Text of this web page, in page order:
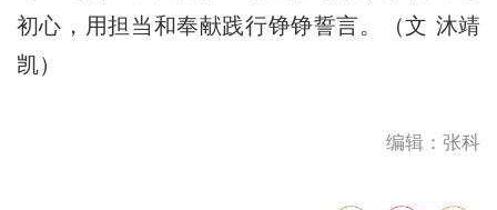
初心，用担当和奉献践行铮铮誓言。（文 沐靖
凯）
编辑：张科